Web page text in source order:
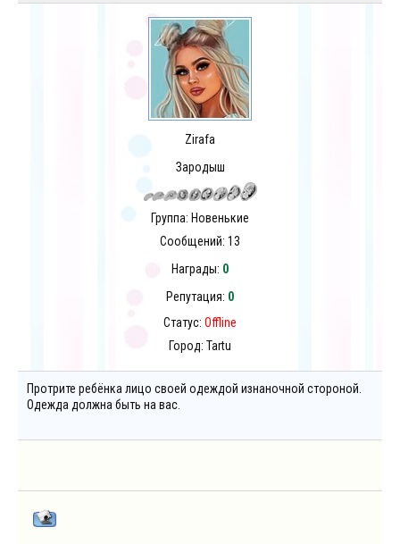
Zirafa
Зародыш
Группа: Новенькие
Сообщений: 13
Награды: 0
Репутация: 0
Статус: Offline
Город: Tartu
Протрите ребёнка лицо своей одеждой изнаночной стороной.
Одежда должна быть на вас.